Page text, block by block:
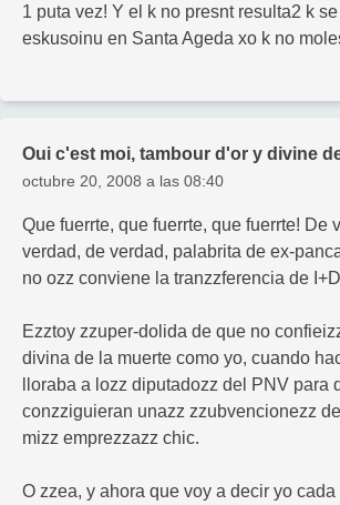
1 puta vez! Y el k no presnt resulta2 k
eskusoinu en Santa Ageda xo k no
Oui c'est moi, tambour d'or y divine
octubre 20, 2008 a las 08:40
Que fuerrte, que fuerrte, que fuerrte! De
verdad, de verdad, palabrita de ex-
no ozz conviene la tranzzferencia de
Ezztoy zzuper-dolida de que no
divina de la muerte como yo, cuando
lloraba a lozz diputadozz del PNV para
conzziguieran unazz zzubvencionezz
mizz emprezzazz chic.
O zzea, y ahora que voy a decir yo